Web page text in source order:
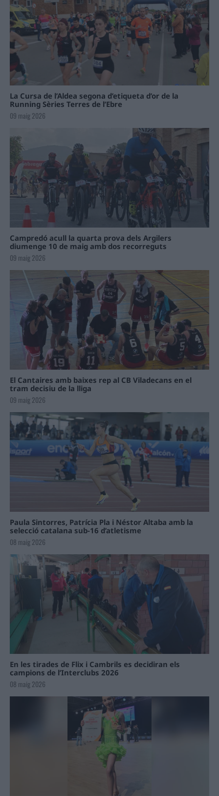
La Cursa de l’Aldea segona d’etiqueta d’or de la
Running Sèries Terres de l’Ebre
09 maig 2026
Campredó acull la quarta prova dels Argilers
diumenge 10 de maig amb dos recorreguts
09 maig 2026
El Cantaires amb baixes rep al CB Viladecans en el
tram decisiu de la lliga
09 maig 2026
Paula Sintorres, Patrícia Pla i Néstor Altaba amb la
selecció catalana sub-16 d’atletisme
08 maig 2026
En les tirades de Flix i Cambrils es decidiran els
campions de l’Interclubs 2026
08 maig 2026